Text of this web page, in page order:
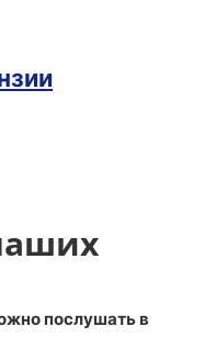
послушать в